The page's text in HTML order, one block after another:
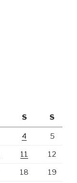
S S
4 5
11 12
18 19